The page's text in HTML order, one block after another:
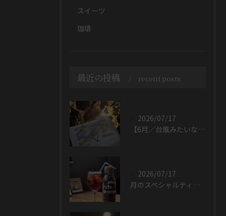
スイーツ
珈琲
最近の投稿 recent posts
2026/07/17
【6月／台風みたいな毎日🌿】
2026/07/17
月のスペシャルティ珈琲／7月🌿